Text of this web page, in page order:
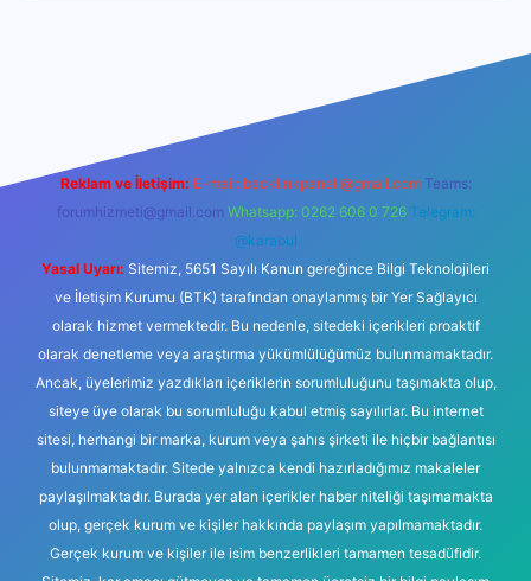
Reklam ve İletişim: E-mail: backlinkpaneli@gmail.com Teams:
forumhizmeti@gmail.com Whatsapp: 0262 606 0 726 Telegram:
@karabul
Yasal Uyarı: Sitemiz, 5651 Sayılı Kanun gereğince Bilgi Teknolojileri
ve İletişim Kurumu (BTK) tarafından onaylanmış bir Yer Sağlayıcı
olarak hizmet vermektedir. Bu nedenle, sitedeki içerikleri proaktif
olarak denetleme veya araştırma yükümlülüğümüz bulunmamaktadır.
Ancak, üyelerimiz yazdıkları içeriklerin sorumluluğunu taşımakta olup,
siteye üye olarak bu sorumluluğu kabul etmiş sayılırlar. Bu internet
sitesi, herhangi bir marka, kurum veya şahıs şirketi ile hiçbir bağlantısı
bulunmamaktadır. Sitede yalnızca kendi hazırladığımız makaleler
paylaşılmaktadır. Burada yer alan içerikler haber niteliği taşımamakta
olup, gerçek kurum ve kişiler hakkında paylaşım yapılmamaktadır.
Gerçek kurum ve kişiler ile isim benzerlikleri tamamen tesadüfidir.